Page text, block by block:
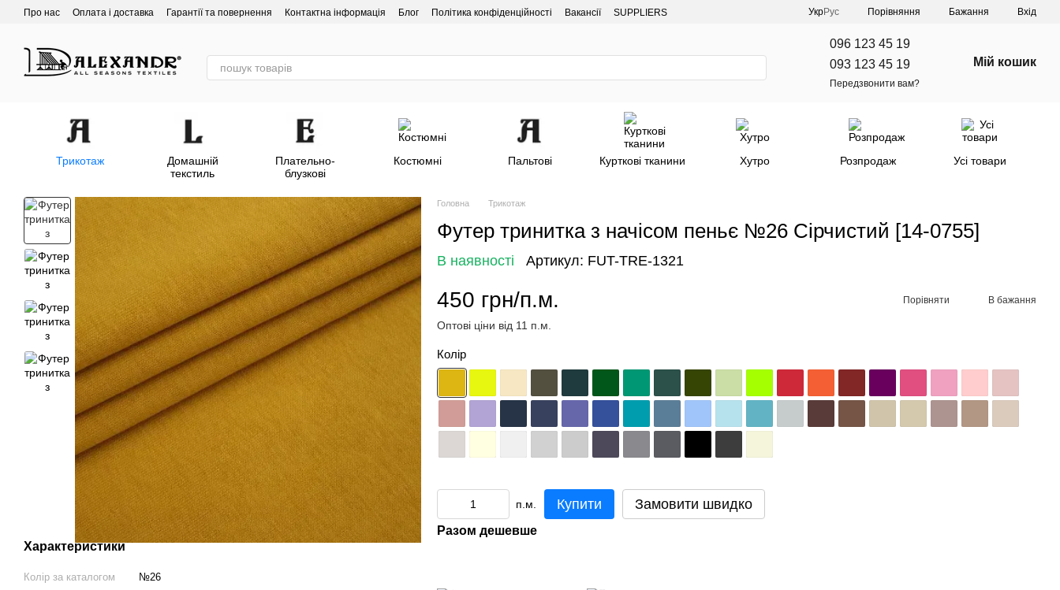
Перейти до основного контенту
Про нас Оплата і доставка Гарантії та повернення Контактна інформація Блог Політика конфіденційності Вакансії SUPPLIERS УкрРус Порівняння Бажання Вхід
096 123 45 19
093 123 45 19
Передзвонити вам?
Мій кошик
Трикотаж
Домашній
текстиль
Плательно-
блузкові
Костюмні Пальтові Курткові тканини Хутро Розпродаж Усі товари
Характеристики
Колір за каталогом
№26
Головна Трикотаж
Футер тринитка з начісом пеньє №26 Сірчистий [14-0755]
В наявності Артикул: FUT-TRE-1321
450 грн/п.м. Порівняти В бажання
Оптові ціни від 11 п.м.
Колір
п.м. Купити Замовити швидко
Разом дешевше